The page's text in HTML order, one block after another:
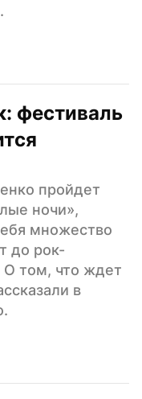
фестиваль
пройдет
ночи»,
множество
до рок-
О том, что ждет
в